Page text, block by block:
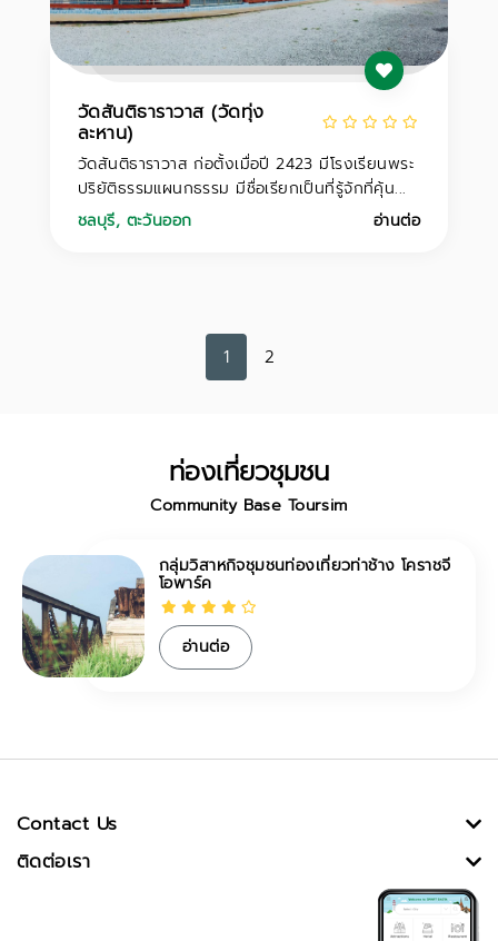
วัดสันติธาราวาส (วัดทุ่ง
ละหาน)
วัดสันติธาราวาส ก่อตั้งเมื่อปี 2423 มีโรงเรียนพระ
ปริยัติธรรมแผนกธรรม มีชื่อเรียกเป็นที่รู้จักที่คุ้น...
ชลบุรี, ตะวันออก อ่านต่อ
1 2
ท่องเที่ยวชุมชน
Community Base Toursim
กลุ่มวิสาหกิจชุมชนท่องเที่ยวท่าช้าง โคราชจี
โอพาร์ค
อ่านต่อ
Contact Us
ติดต่อเรา